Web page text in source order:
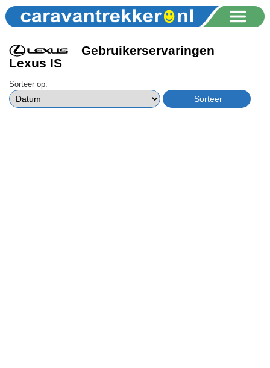
Gebruikerservaringen
Lexus IS
Sorteer op: